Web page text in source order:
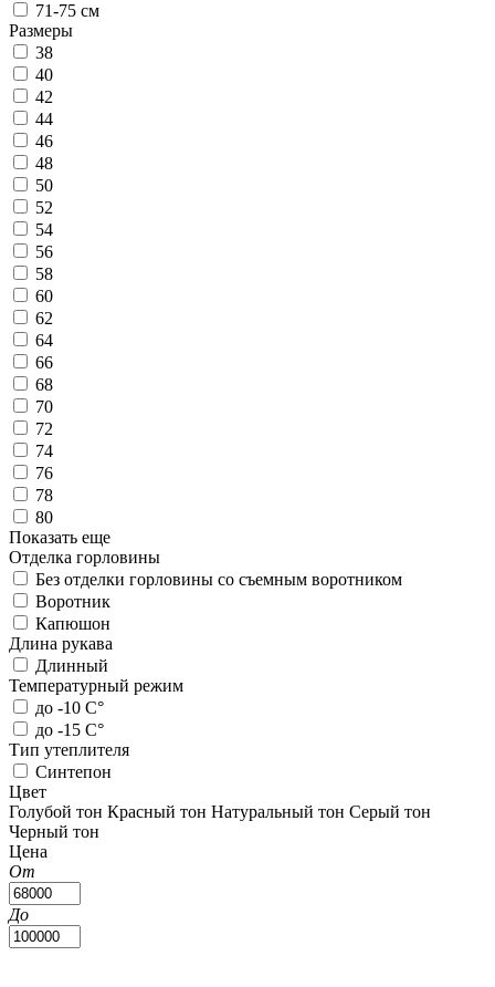
71-75 см
Размеры
38
40
42
44
46
48
50
52
54
56
58
60
62
64
66
68
70
72
74
76
78
80
Показать еще
Отделка горловины
Без отделки горловины со съемным воротником
Воротник
Капюшон
Длина рукава
Длинный
Температурный режим
до -10 С°
до -15 С°
Тип утеплителя
Синтепон
Цвет
Голубой тон Красный тон Натуральный тон Серый тон
Черный тон
Цена
От
До